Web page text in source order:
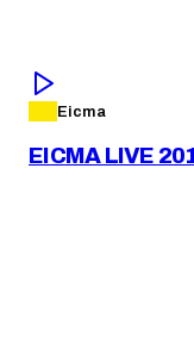
Eicma
EICMA LIVE